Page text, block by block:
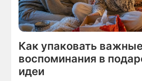
Как упаковать важные
воспоминания в
идеи